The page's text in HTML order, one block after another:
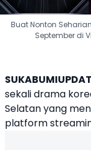
Buat Nonton
September di
sekali drama
Selatan yang
platform